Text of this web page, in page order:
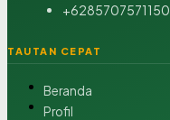
+6285707571150
TAUTAN CEPAT
Beranda
Profil